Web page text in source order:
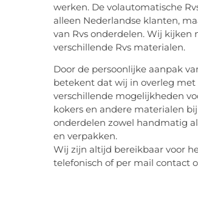
werken. De volautomatische
alleen Nederlandse klanten,
van Rvs onderdelen. Wij kijken
verschillende Rvs materialen.
Door de persoonlijke aanpak
betekent dat wij in overleg
verschillende mogelijkheden
kokers en andere materialen
onderdelen zowel handmatig
en verpakken.
Wij zijn altijd bereikbaar voor
telefonisch of per mail contact